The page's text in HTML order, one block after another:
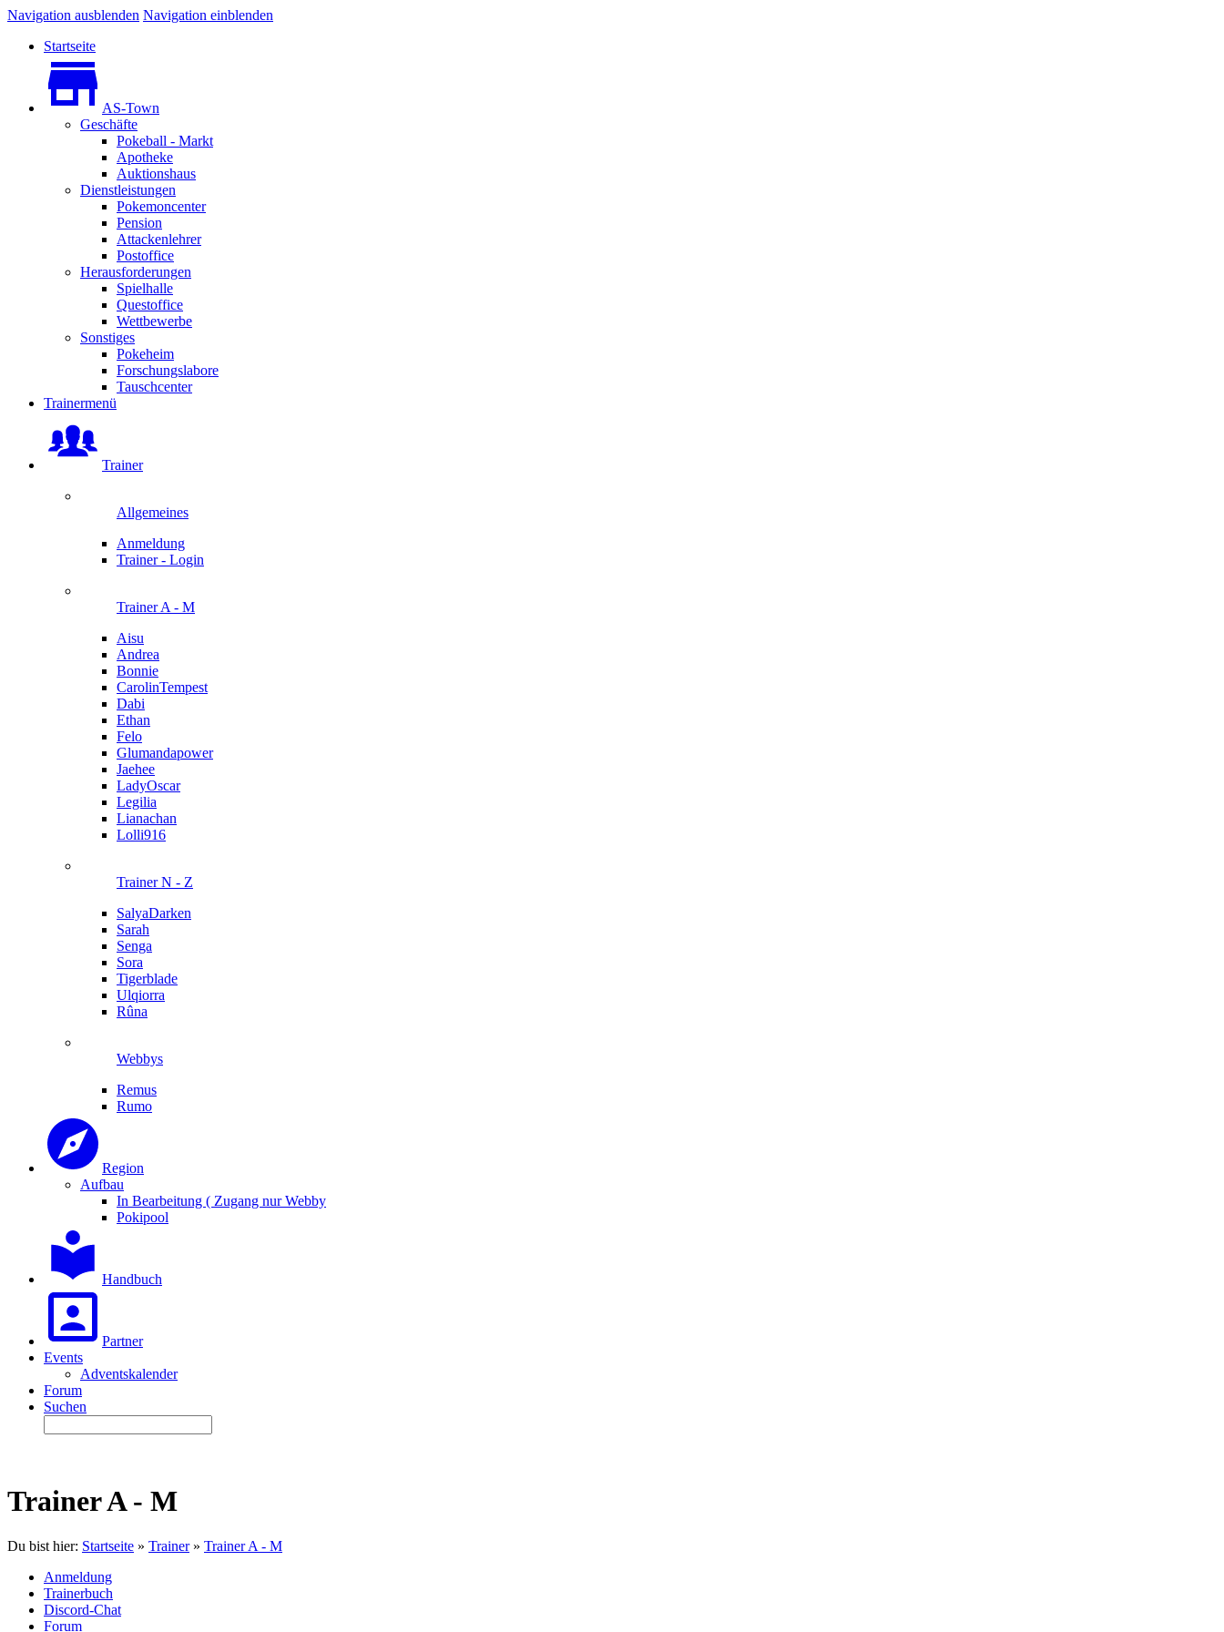
Navigation ausblenden Navigation einblenden
Startseite
AS-Town
Geschäfte
Pokeball - Markt
Apotheke
Auktionshaus
Dienstleistungen
Pokemoncenter
Pension
Attackenlehrer
Postoffice
Herausforderungen
Spielhalle
Questoffice
Wettbewerbe
Sonstiges
Pokeheim
Forschungslabore
Tauschcenter
Trainermenü
Trainer
Allgemeines
Anmeldung
Trainer - Login
Trainer A - M
Aisu
Andrea
Bonnie
CarolinTempest
Dabi
Ethan
Felo
Glumandapower
Jaehee
LadyOscar
Legilia
Lianachan
Lolli916
Trainer N - Z
SalyaDarken
Sarah
Senga
Sora
Tigerblade
Ulqiorra
Rûna
Webbys
Remus
Rumo
Region
Aufbau
In Bearbeitung ( Zugang nur Webby
Pokipool
Handbuch
Partner
Events
Adventskalender
Forum
Suchen
Trainer A - M
Du bist hier: Startseite » Trainer» Trainer A - M
Anmeldung
Trainerbuch
Discord-Chat
Forum